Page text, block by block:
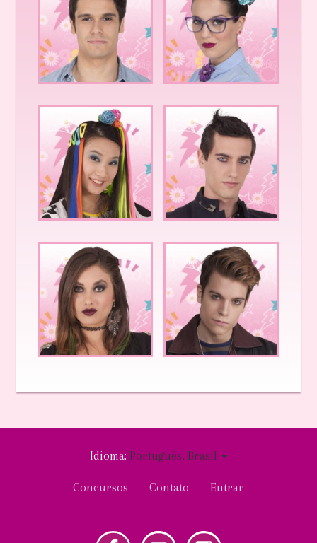
Idioma: Português, Brasil
Concursos Contato Entrar